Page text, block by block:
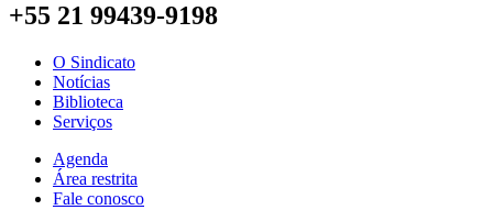
+55 21 99439-9198
O Sindicato
Notícias
Biblioteca
Serviços
Agenda
Área restrita
Fale conosco